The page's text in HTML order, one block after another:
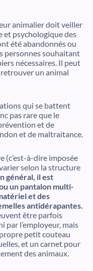
animalier doit veiller
et psychologique des
été abandonnés ou
personnes souhaitant
nécessaires. Il peut
un animal
qui se battent
pas rare que le
et de
et de maltraitance.
(c’est-à-dire imposée
selon la structure
général, il est
un pantalon multi-
et des
antidérapantes.
être parfois
par l’employeur, mais
petit couteau
et un carnet pour
des animaux.